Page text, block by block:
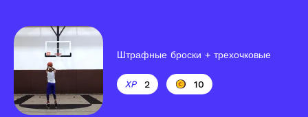
Штрафные броски + трехочковые
2 10